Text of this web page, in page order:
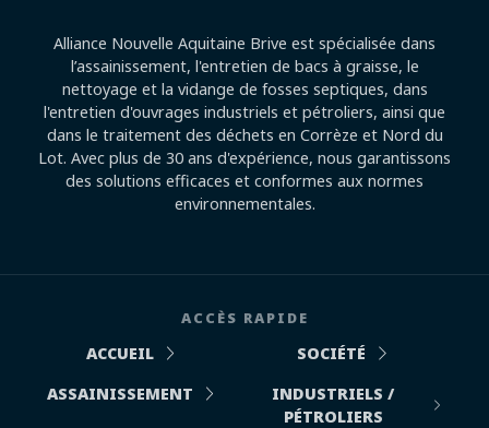
Alliance Nouvelle Aquitaine Brive est spécialisée dans
l’assainissement, l'entretien de bacs à graisse, le
nettoyage et la vidange de fosses septiques, dans
l'entretien d'ouvrages industriels et pétroliers, ainsi que
dans le traitement des déchets en Corrèze et Nord du
Lot. Avec plus de 30 ans d'expérience, nous garantissons
des solutions efficaces et conformes aux normes
environnementales.
ACCÈS RAPIDE
ACCUEIL
SOCIÉTÉ
ASSAINISSEMENT
INDUSTRIELS /
PÉTROLIERS